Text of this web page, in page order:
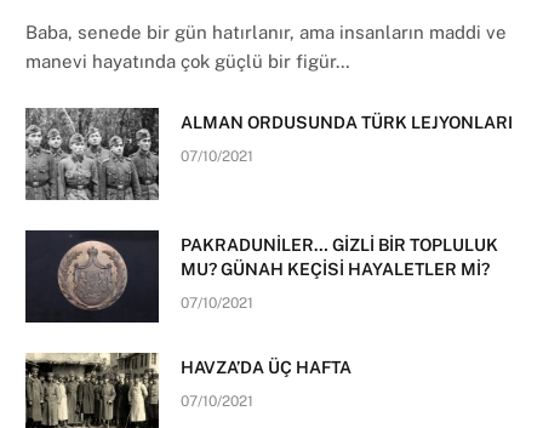
Baba, senede bir gün hatırlanır, ama insanların maddi ve
manevi hayatında çok güçlü bir figür…
ALMAN ORDUSUNDA TÜRK LEJYONLARI
07/10/2021
PAKRADUNİLER… GİZLİ BİR TOPLULUK
MU? GÜNAH KEÇİSİ HAYALETLER Mİ?
07/10/2021
HAVZA’DA ÜÇ HAFTA
07/10/2021